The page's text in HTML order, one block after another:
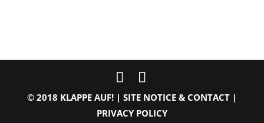
© 2018 KLAPPE AUF! | SITE NOTICE & CONTACT|
PRIVACY POLICY